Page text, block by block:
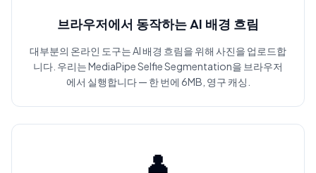
브라우저에서 동작하는 AI 배경 흐림
대부분의 온라인 도구는 AI 배경 흐림을 위해 사진을 업로드합
니다. 우리는 MediaPipe Selfie Segmentation을 브라우저
에서 실행합니다 — 한 번에 6MB, 영구 캐싱.
👤